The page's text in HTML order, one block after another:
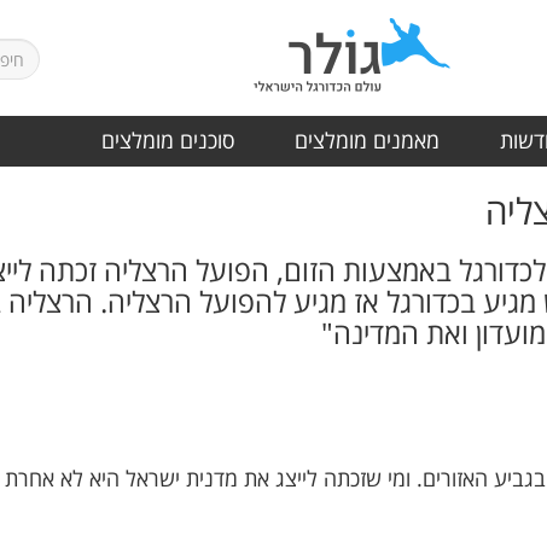
מאמנים מומלצים סוכנים מומלצים
באמצעות הזום, הפועל הרצליה זכתה
בכדורגל אז מגיע להפועל הרצליה.
ואת המדינה"
האזורים. ומי שזכתה לייצג את מדנית ישראל היא לא